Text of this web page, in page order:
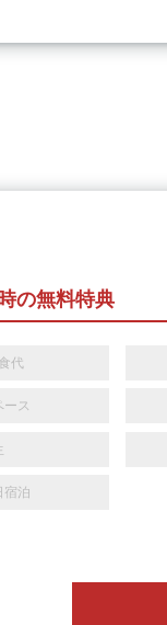
の無料特典
代
ース
宿泊